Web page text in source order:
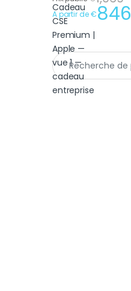
sur 5
A partir de €846
Recherche pour :